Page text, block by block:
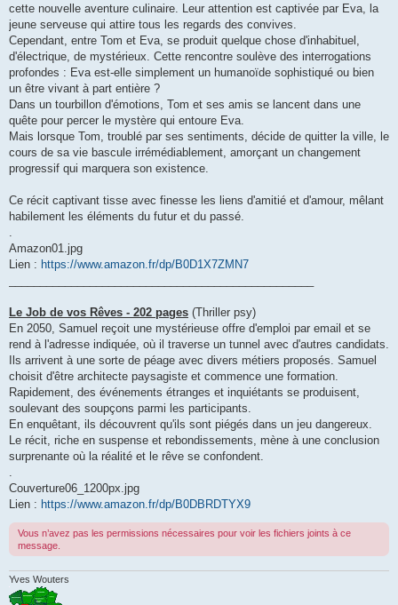
cette nouvelle aventure culinaire. Leur attention est captivée par Eva, la
jeune serveuse qui attire tous les regards des convives.
Cependant, entre Tom et Eva, se produit quelque chose d'inhabituel,
d'électrique, de mystérieux. Cette rencontre soulève des interrogations
profondes : Eva est-elle simplement un humanoïde sophistiqué ou bien
un être vivant à part entière ?
Dans un tourbillon d'émotions, Tom et ses amis se lancent dans une
quête pour percer le mystère qui entoure Eva.
Mais lorsque Tom, troublé par ses sentiments, décide de quitter la ville, le
cours de sa vie bascule irrémédiablement, amorçant un changement
progressif qui marquera son existence.
Ce récit captivant tisse avec finesse les liens d'amitié et d'amour, mêlant
habilement les éléments du futur et du passé.
Amazon01.jpg
Lien : https://www.amazon.fr/dp/B0D1X7ZMN7
Le Job de vos Rêves - 202 pages (Thriller psy)
En 2050, Samuel reçoit une mystérieuse offre d'emploi par email et se
rend à l'adresse indiquée, où il traverse un tunnel avec d'autres candidats.
Ils arrivent à une sorte de péage avec divers métiers proposés. Samuel
choisit d'être architecte paysagiste et commence une formation.
Rapidement, des événements étranges et inquiétants se produisent,
soulevant des soupçons parmi les participants.
En enquêtant, ils découvrent qu'ils sont piégés dans un jeu dangereux.
Le récit, riche en suspense et rebondissements, mène à une conclusion
surprenante où la réalité et le rêve se confondent.
Couverture06_1200px.jpg
Lien : https://www.amazon.fr/dp/B0DBRDTYX9
Vous n’avez pas les permissions nécessaires pour voir les fichiers joints à ce
message.
Yves Wouters